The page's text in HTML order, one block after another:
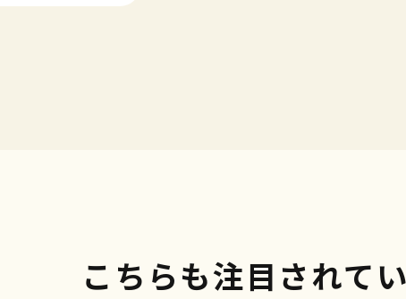
こちらも注目されて